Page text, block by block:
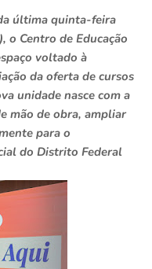
última quinta-feira
o Centro de Educação
voltado à
da oferta de cursos
unidade nasce com a
mão de obra, ampliar
para o
do Distrito Federal